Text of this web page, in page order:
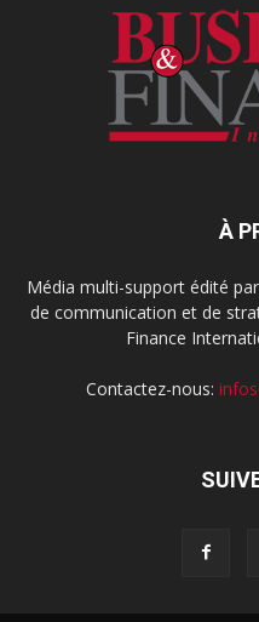
À
Média multi-support édité
de communication et de
Finance
Contactez-nous: